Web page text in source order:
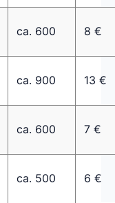
ca. 600 8 €
ca. 900 13 €
ca. 600 7 €
ca. 500 6 €